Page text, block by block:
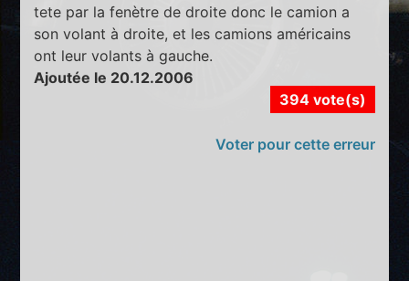
tete par la fenètre de droite donc le camion a
son volant à droite, et les camions américains
ont leur volants à gauche.
Ajoutée le 20.12.2006
394 vote(s)
Voter pour cette erreur